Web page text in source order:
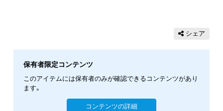
シェア
保有者限定コンテンツ
このアイテムには保有者のみが確認できるコンテンツがあり
ます。
コンテンツの詳細